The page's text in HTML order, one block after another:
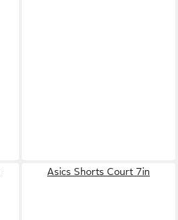
Asics Shorts Court 7in